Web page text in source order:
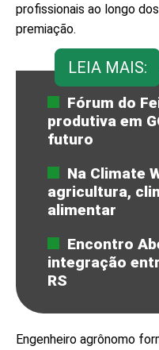
profissionais ao longo
premiação.
LEIA MAIS:
Fórum do
produtiva em
futuro
Na Climate
agricultura,
alimentar
Encontro
integração
RS
Engenheiro agrônomo